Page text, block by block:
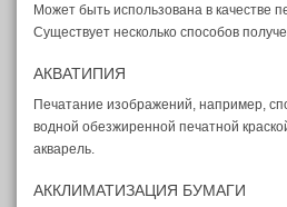
Может быть использована в качестве
Существует несколько способов
АКВАТИПИЯ
Печатание изображений, например,
водной обезжиренной печатной
акварель.
АККЛИМАТИЗАЦИЯ БУМАГИ